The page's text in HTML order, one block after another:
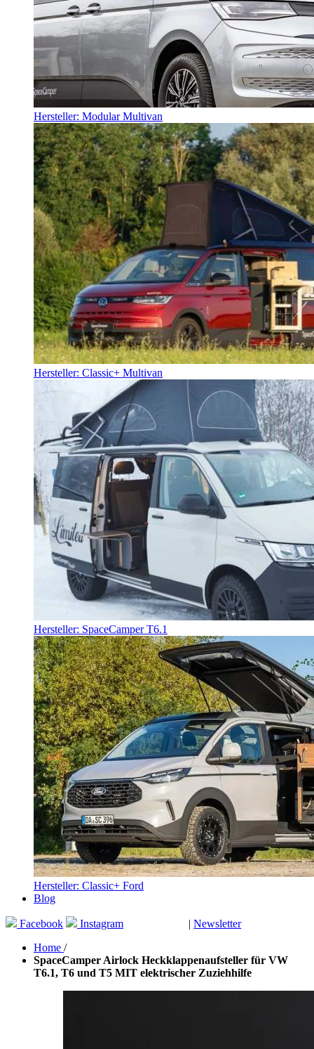
Hersteller: Modular Multivan
Hersteller: Classic+ Multivan
Hersteller: SpaceCamper T6.1
Hersteller: Classic+ Ford
Blog
Facebook Instagram | Newsletter
Home /
SpaceCamper Airlock Heckklappenaufsteller für VW
T6.1, T6 und T5 MIT elektrischer Zuziehhilfe